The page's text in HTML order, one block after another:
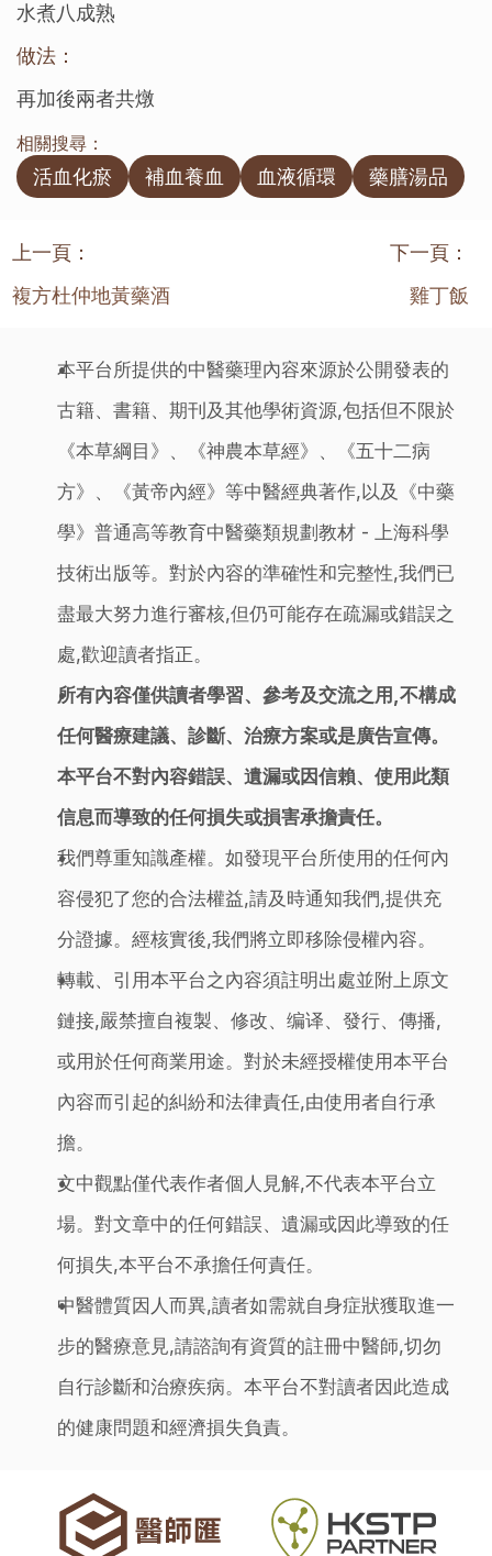
水煮八成熟
做法：
再加後兩者共燉
相關搜尋：
活血化瘀 補血養血 血液循環 藥膳湯品
上一頁：
複方杜仲地黃藥酒
下一頁：
雞丁飯
本平台所提供的中醫藥理內容來源於公開發表的
古籍、書籍、期刊及其他學術資源,包括但不限於
《本草綱目》、《神農本草經》、《五十二病
方》、《黃帝內經》等中醫經典著作,以及《中藥
學》普通高等教育中醫藥類規劃教材 - 上海科學
技術出版等。對於內容的準確性和完整性,我們已
盡最大努力進行審核,但仍可能存在疏漏或錯誤之
處,歡迎讀者指正。
所有內容僅供讀者學習、參考及交流之用,不構成
任何醫療建議、診斷、治療方案或是廣告宣傳。
本平台不對內容錯誤、遺漏或因信賴、使用此類
信息而導致的任何損失或損害承擔責任。
我們尊重知識產權。如發現平台所使用的任何內
容侵犯了您的合法權益,請及時通知我們,提供充
分證據。經核實後,我們將立即移除侵權內容。
轉載、引用本平台之內容須註明出處並附上原文
鏈接,嚴禁擅自複製、修改、编译、發行、傳播,
或用於任何商業用途。對於未經授權使用本平台
內容而引起的糾紛和法律責任,由使用者自行承
擔。
文中觀點僅代表作者個人見解,不代表本平台立
場。對文章中的任何錯誤、遺漏或因此導致的任
何損失,本平台不承擔任何責任。
中醫體質因人而異,讀者如需就自身症狀獲取進一
步的醫療意見,請諮詢有資質的註冊中醫師,切勿
自行診斷和治療疾病。本平台不對讀者因此造成
的健康問題和經濟損失負責。